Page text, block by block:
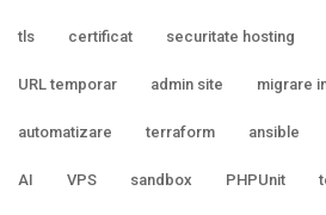
tls certificat securitate hosting
URL temporar admin site migrare
automatizare terraform ansible
AI VPS sandbox PHPUnit